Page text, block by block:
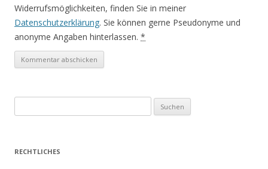
Widerrufsmöglichkeiten, finden Sie in meiner
Datenschutzerklärung. Sie können gerne Pseudonyme und
anonyme Angaben hinterlassen. *
u
h
RECHTLICHES